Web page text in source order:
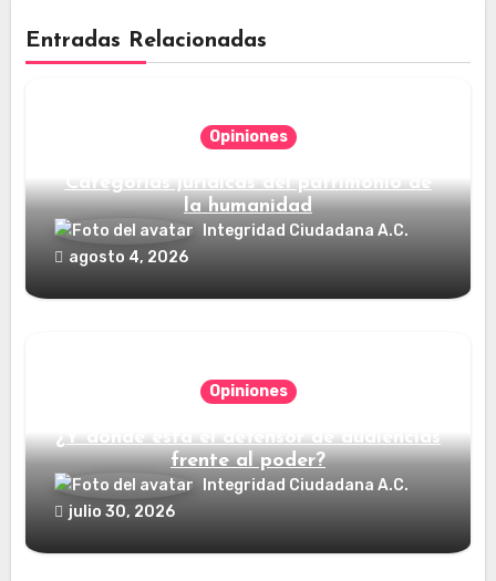
Entradas Relacionadas
Opiniones
Categorías jurídicas del patrimonio de
la humanidad
Integridad Ciudadana A.C.
agosto 4, 2026
Opiniones
¿Y dónde está el defensor de audiencias
frente al poder?
Integridad Ciudadana A.C.
julio 30, 2026